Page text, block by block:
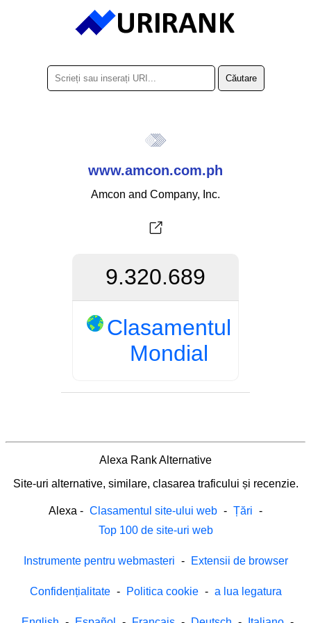
www.amcon.com.ph
Amcon and Company, Inc.
9.320.689
Clasamentul
Mondial
Alexa Rank Alternative
Site-uri alternative, similare, clasarea traficului și recenzie.
Alexa - Clasamentul site-ului web - Țări -
Top 100 de site-uri web
Instrumente pentru webmasteri - Extensii de browser
Confidențialitate - Politica cookie - a lua legatura